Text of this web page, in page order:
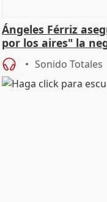
Ángeles Férriz
por los aires" la
SMA
Sonido Totales